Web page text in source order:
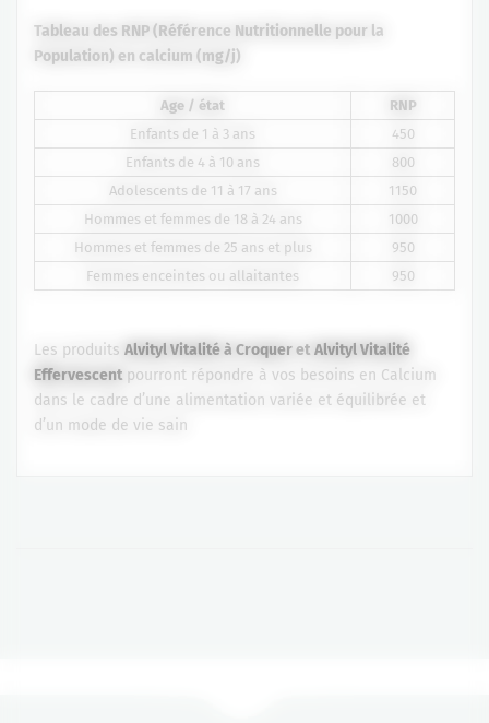
Tableau des RNP (Référence Nutritionnelle pour la
Population) en calcium (mg/j)
Age / état
RNP
Enfants de 1 à 3 ans
450
Enfants de 4 à 10 ans
800
Adolescents de 11 à 17 ans
1150
Hommes et femmes de 18 à 24 ans
1000
Hommes et femmes de 25 ans et plus
950
Femmes enceintes ou allaitantes
950
Les produits Alvityl Vitalité à Croqueret Alvityl Vitalité
Effervescent pourront répondre à vos besoins en Calcium
dans le cadre d’une alimentation variée et équilibrée et
d’un mode de vie sain